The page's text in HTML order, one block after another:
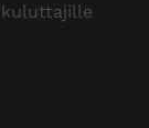
kuluttajille